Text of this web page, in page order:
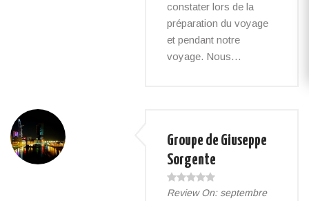
constater lors de la
préparation du voyage
et pendant notre
voyage. Nous…
Groupe de Giuseppe
Sorgente
Review On: septembre